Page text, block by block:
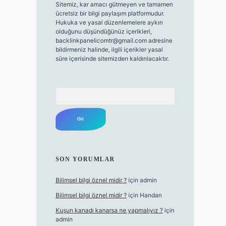
Sitemiz, kar amacı gütmeyen ve tamamen
ücretsiz bir bilgi paylaşım platformudur.
Hukuka ve yasal düzenlemelere aykırı
olduğunu düşündüğünüz içerikleri,
backlinkpanelicomtr@gmail.comadresine
bildirmeniz halinde, ilgili içerikler yasal
süre içerisinde sitemizden kaldırılacaktır.
SON YORUMLAR
Bilimsel bilgi öznel midir ?için admin
Bilimsel bilgi öznel midir ?için Handan
Kuşun kanadı kanarsa ne yapmalıyız ?için
admin